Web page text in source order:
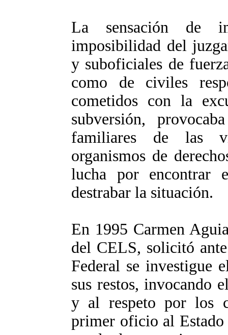
La sensación de
imposibilidad del
y suboficiales de
como de civiles
cometidos con la
subversión,
familiares de las
organismos de
lucha por encontrar
destrabar la situación.
En 1995 Carmen
del CELS, solicitó
Federal se investigue
sus restos, invocando
y al respeto por los
primer oficio al